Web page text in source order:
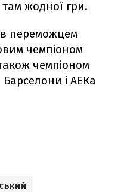
там жодної гри.
переможцем
чемпіоном
чемпіоном
Барселони і АЕКа